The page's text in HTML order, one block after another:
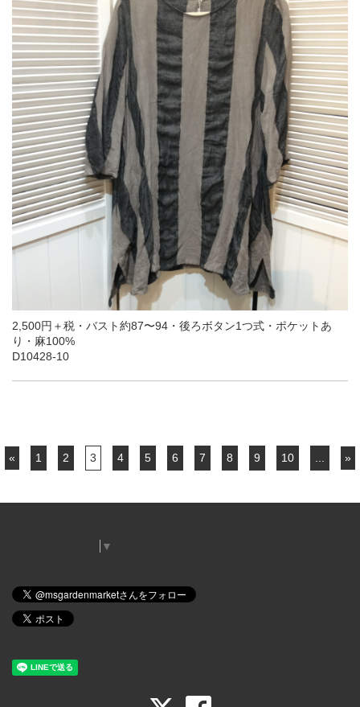
2,500円＋税・バスト約87〜94・後ろボタン1つ式・ポケットあ
り・麻100%
D10428-10
« 1 2 3 4 5 6 7 8 9 10 »
▼